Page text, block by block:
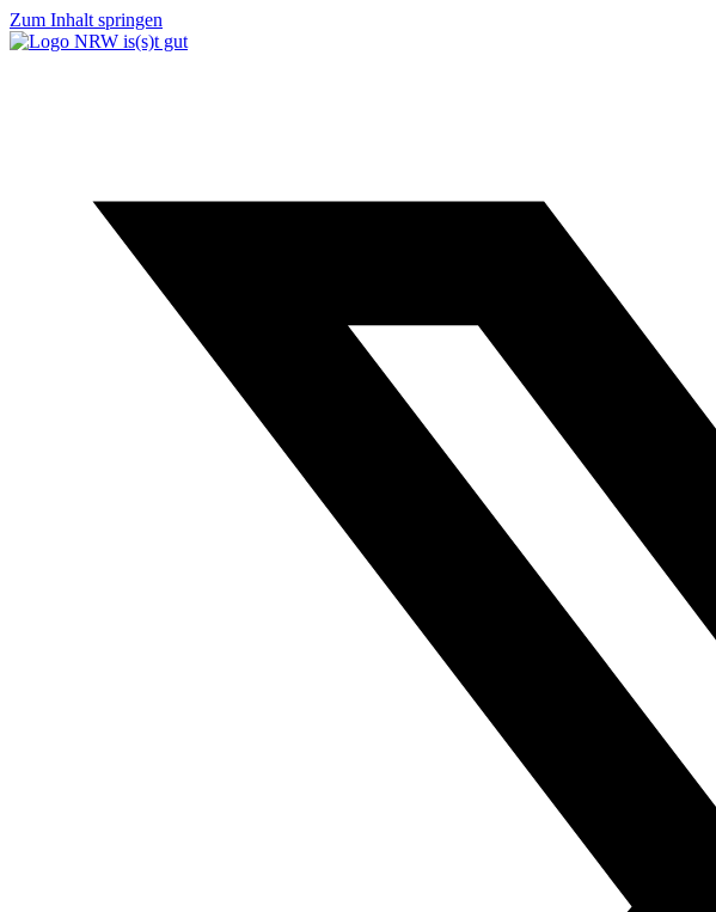
Zum Inhalt springen